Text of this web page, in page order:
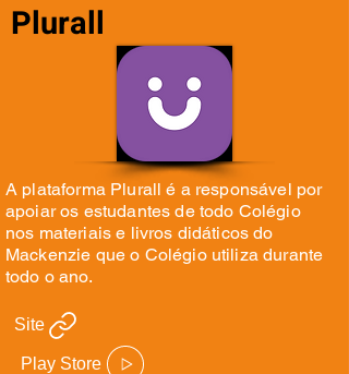
Plurall
A plataforma Plurall é a responsável por
apoiar os estudantes de todo Colégio
nos materiais e livros didáticos do
Mackenzie que o Colégio utiliza durante
todo o ano.
Site
Play Store